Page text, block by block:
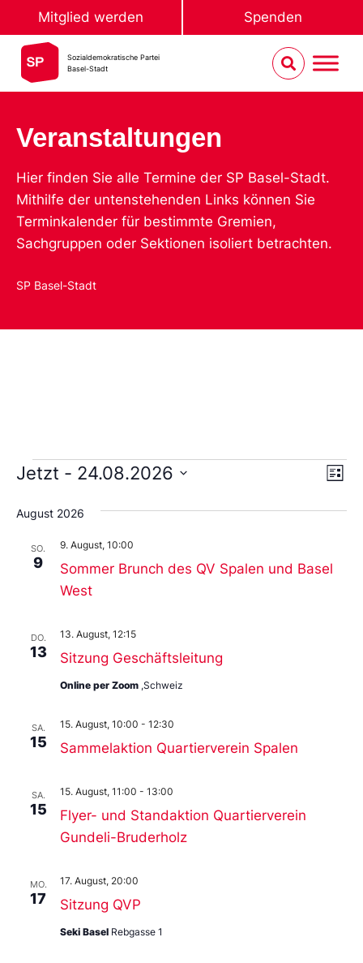
Mitglied werden Spenden
Sozialdemokratische Partei
Basel-Stadt
Veranstaltungen
Hier finden Sie alle Termine der SP Basel-Stadt.
Mithilfe der untenstehenden Links können Sie
Terminkalender für bestimmte Gremien,
Sachgruppen oder Sektionen isoliert betrachten.
SP Basel-Stadt
Liste
Jetzt - 24.08.2026
Sie
das
aus.
August 2026
SO.
9
Sommer Brunch des QV Spalen und Basel
West
9. August, 10:00
DO.
13 Sitzung Geschäftsleitung
13. August, 12:15
Online per Zoom ,Schweiz
SA.
15 Sammelaktion Quartierverein Spalen
15. August, 10:00 - 12:30
SA.
15
Flyer- und Standaktion Quartierverein
Gundeli-Bruderholz
15. August, 11:00 - 13:00
MO.
17 Sitzung QVP
17. August, 20:00
Seki Basel Rebgasse 1